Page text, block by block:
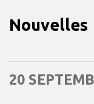
Nouvelles
20